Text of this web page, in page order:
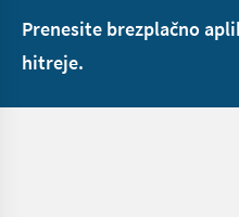
Prenesite brezplačno
hitreje.